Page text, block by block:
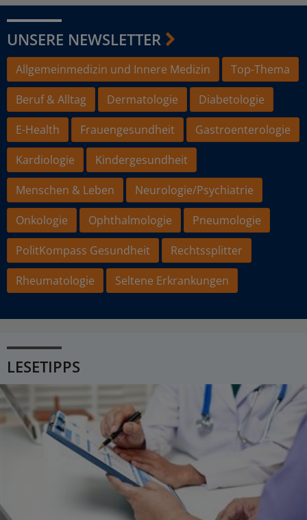
UNSERE NEWSLETTER
Allgemeinmedizin und Innere Medizin
Top-Thema
Beruf & Alltag
Dermatologie
Diabetologie
E-Health
Frauengesundheit
Gastroenterologie
Kardiologie
Kindergesundheit
Menschen & Leben
Neurologie/Psychiatrie
Onkologie
Ophthalmologie
Pneumologie
PolitKompass Gesundheit
Rechtssplitter
Rheumatologie
Seltene Erkrankungen
LESETIPPS